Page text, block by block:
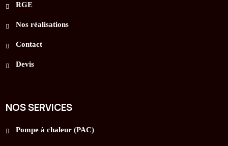
RGE
Nos réalisations
Contact
Devis
NOS SERVICES
Pompe à chaleur (PAC)